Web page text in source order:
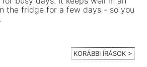
the fridge for a few days - so you
KORÁBBI ÍRÁSOK >